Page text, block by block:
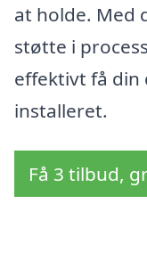
at holde. Med
støtte i
effektivt få
installeret.
Få 3 tilbud,